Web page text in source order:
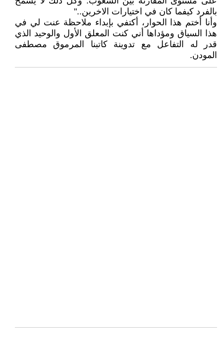
بالفرد كيفما كان في اختيارات الاخرين.."
وأنا أختم هذا الحوار، أكتفي بإبداء ملاحظة عنت لي في
هذا السياق ومؤداها أني كنت المعلق الأول والوحيد الذي
قدر له التفاعل مع تدوينة كاتبنا المرموق مصطفى
المودن.